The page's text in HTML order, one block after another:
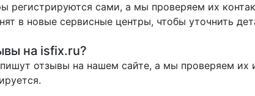
регистрируются сами, а мы проверяем их
в новые сервисные центры, чтобы уточнить
на isfix.ru?
отзывы на нашем сайте, а мы проверяем их